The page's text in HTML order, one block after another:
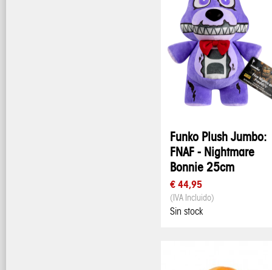
Funko Plush Jumbo:
FNAF - Nightmare
Bonnie 25cm
€ 44,95
(IVA Incluido)
Sin stock